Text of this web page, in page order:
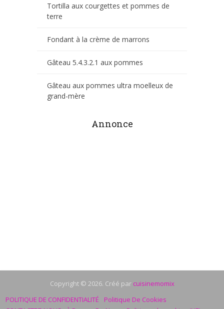
Tortilla aux courgettes et pommes de
terre
Fondant à la crème de marrons
Gâteau 5.4.3.2.1 aux pommes
Gâteau aux pommes ultra moelleux de
grand-mère
Annonce
Copyright © 2026. Créé par cuisinemomix
POLITIQUE DE CONFIDENTIALITÉ
Politique De Cookies